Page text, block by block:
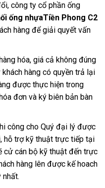
công ty cổ phần ống
ống nhựaTiền Phong C2
hàng để giải quyết vấn
hóa, giá cả không đúng
hàng có quyền trả lại
được thực hiện trong
đơn và ký biên bản bàn
công cho Quý đại lý được
hỗ trợ kỹ thuật trực tiếp tại
cử cán bộ kỹ thuật đến trực
hàng lên được kế hoach